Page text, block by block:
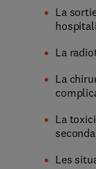
La
La
La
La
Les